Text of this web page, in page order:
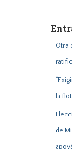
r
Otra
la
de